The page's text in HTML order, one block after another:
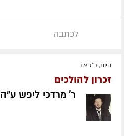
לכתבה
היום, כ"ז אב
זכרון להולכים
ר' מרדכי ליפש ע״ה